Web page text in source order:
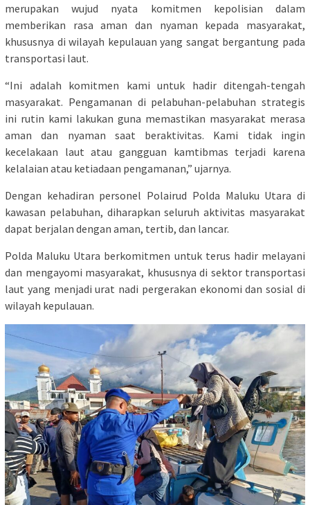
merupakan wujud nyata komitmen kepolisian dalam
memberikan rasa aman dan nyaman kepada masyarakat,
khususnya di wilayah kepulauan yang sangat bergantung pada
transportasi laut.
“Ini adalah komitmen kami untuk hadir ditengah-tengah
masyarakat. Pengamanan di pelabuhan-pelabuhan strategis
ini rutin kami lakukan guna memastikan masyarakat merasa
aman dan nyaman saat beraktivitas. Kami tidak ingin
kecelakaan laut atau gangguan kamtibmas terjadi karena
kelalaian atau ketiadaan pengamanan,” ujarnya.
Dengan kehadiran personel Polairud Polda Maluku Utara di
kawasan pelabuhan, diharapkan seluruh aktivitas masyarakat
dapat berjalan dengan aman, tertib, dan lancar.
Polda Maluku Utara berkomitmen untuk terus hadir melayani
dan mengayomi masyarakat, khususnya di sektor transportasi
laut yang menjadi urat nadi pergerakan ekonomi dan sosial di
wilayah kepulauan.